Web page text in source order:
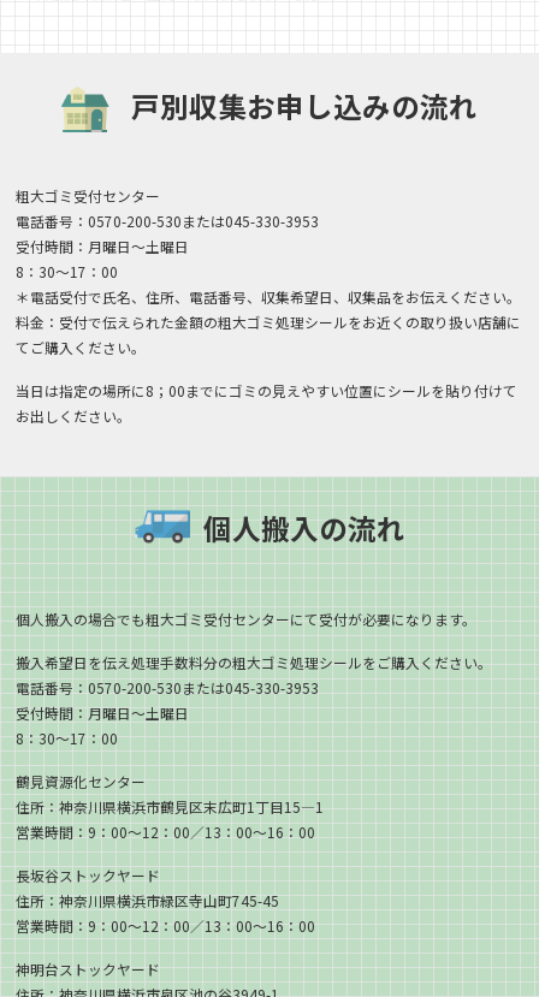
戸別収集お申し込みの流れ
粗大ゴミ受付センター
電話番号：0570-200-530または045-330-3953
受付時間：月曜日〜土曜日
8：30〜17：00
＊電話受付で氏名、住所、電話番号、収集希望日、収集品をお伝えください。
料金：受付で伝えられた金額の粗大ゴミ処理シールをお近くの取り扱い店舗に
てご購入ください。
当日は指定の場所に8；00までにゴミの見えやすい位置にシールを貼り付けて
お出しください。
個人搬入の流れ
個人搬入の場合でも粗大ゴミ受付センターにて受付が必要になります。
搬入希望日を伝え処理手数料分の粗大ゴミ処理シールをご購入ください。
電話番号：0570-200-530または045-330-3953
受付時間：月曜日〜土曜日
8：30〜17：00
鶴見資源化センター
住所：神奈川県横浜市鶴見区末広町1丁目15―1
営業時間：9：00〜12：00／13：00〜16：00
長坂谷ストックヤード
住所：神奈川県横浜市緑区寺山町745-45
営業時間：9：00〜12：00／13：00〜16：00
神明台ストックヤード